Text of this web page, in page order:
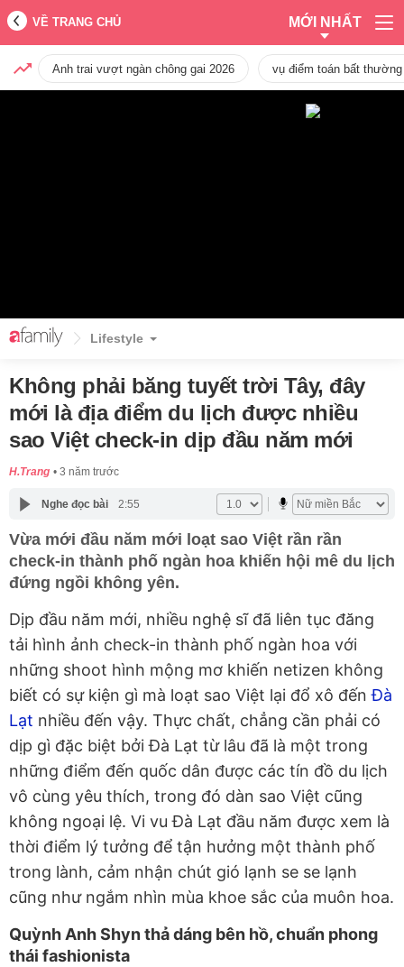
VỀ TRANG CHỦ MỚI NHẤT
Anh trai vượt ngàn chông gai 2026 vụ điểm toán bất
Lifestyle
Không phải băng tuyết trời Tây, đây
mới là địa điểm du lịch được nhiều
sao Việt check-in dịp đầu năm mới
H.Trang 3 năm trước
Nghe đọc bài 2:55
Vừa mới đầu năm mới loạt sao Việt rần rần
check-in thành phố ngàn hoa khiến hội mê du lịch
đứng ngồi không yên.
Dịp đầu năm mới, nhiều nghệ sĩ đã liên tục đăng
tải hình ảnh check-in thành phố ngàn hoa với
những shoot hình mộng mơ khiến netizen không
biết có sự kiện gì mà loạt sao Việt lại đổ xô đếnĐà
Lạt nhiều đến vậy. Thực chất, chẳng cần phải có
dịp gì đặc biệt bởi Đà Lạt từ lâu đã là một trong
những điểm đến quốc dân được các tín đồ du lịch
vô cùng yêu thích, trong đó dàn sao Việt cũng
không ngoại lệ. Vi vu Đà Lạt đầu năm được xem là
thời điểm lý tưởng để tận hưởng một thành phố
trong lành, cảm nhận chút gió lạnh se se lạnh
cũng như ngắm nhìn mùa khoe sắc của muôn hoa.
Quỳnh Anh Shyn thả dáng bên hồ, chuẩn phong
thái fashionista